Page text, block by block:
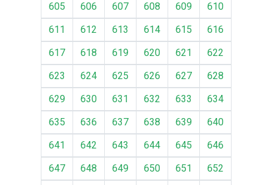
605
606 607 608 609
610
611
612 613 614 615
616
617
618 619 620 621
622
623
624 625 626 627
628
629
630 631 632 633
634
635
636 637 638 639
640
641
642 643 644 645
646
647
648 649 650 651
652